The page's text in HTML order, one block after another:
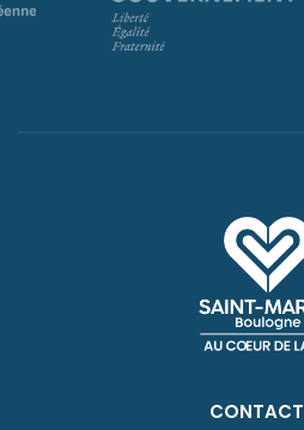
CONTACT